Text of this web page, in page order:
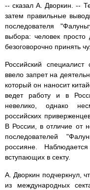
-- сказал А. Дворкин. --
затем правильные
последователя
выбора: человек просто
безоговорочно принять
Российский специалист
ввело запрет на
который он наносит
ведет работу и в
невелико, однако
российских
В России, в отличие от
последователей
россияне.
вступающих в секту.
А. Дворкин подчеркнул,
из международных